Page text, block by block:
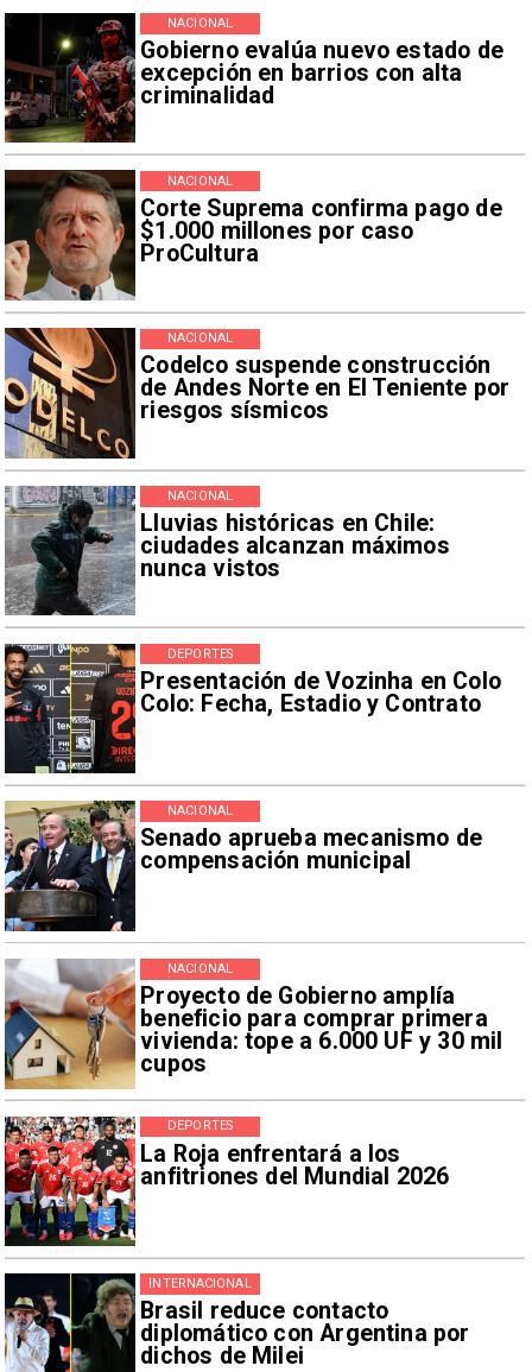
Gobierno evalúa nuevo estado de
excepción en barrios con alta
criminalidad
NACIONAL
Corte Suprema confirma pago de
$1.000 millones por caso
ProCultura
NACIONAL
Codelco suspende construcción
de Andes Norte en El Teniente por
riesgos sísmicos
NACIONAL
Lluvias históricas en Chile:
ciudades alcanzan máximos
nunca vistos
NACIONAL
Presentación de Vozinha en Colo
Colo: Fecha, Estadio y Contrato
DEPORTES
Senado aprueba mecanismo de
compensación municipal
NACIONAL
Proyecto de Gobierno amplía
beneficio para comprar primera
vivienda: tope a 6.000 UF y 30 mil
cupos
NACIONAL
La Roja enfrentará a los
anfitriones del Mundial 2026
DEPORTES
Brasil reduce contacto
diplomático con Argentina por
dichos de Milei
INTERNACIONAL